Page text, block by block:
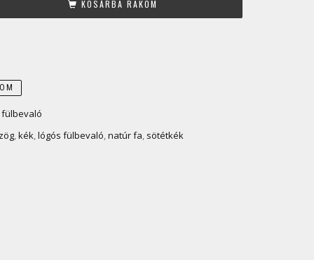
KOSÁRBA RAKOM
,kék,lógós fülbevaló,natúr fa, sötétkék